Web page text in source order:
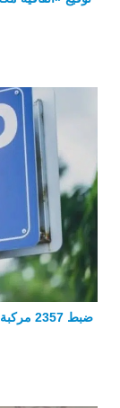
ضبط 2357 مركبة مخالفة توقفت في مواقف الأشخاص ذوي الإعاقة